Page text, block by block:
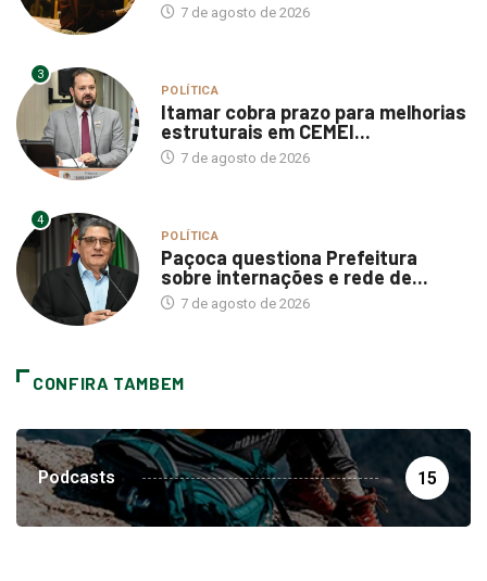
7 de agosto de 2026
3
POLÍTICA
Itamar cobra prazo para melhorias
estruturais em CEMEI...
7 de agosto de 2026
4
POLÍTICA
Paçoca questiona Prefeitura
sobre internações e rede de...
7 de agosto de 2026
CONFIRA TAMBEM
Podcasts 15